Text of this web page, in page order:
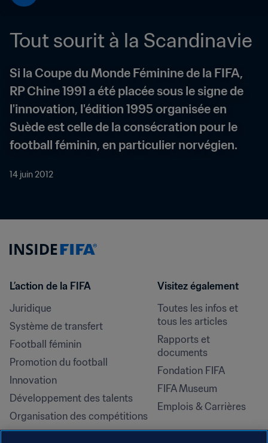
Tout sourit à la Scandinavie
Si la Coupe du Monde Féminine de la FIFA,
RP Chine 1991 a été placée sous le signe de
l'innovation, l'édition 1995 organisée en
Suède est celle de la consécration pour le
football féminin, en particulier norvégien.
14 juin 2012
L’action de la FIFA
Juridique
Système de transfert
Football féminin
Promotion du football
Innovation
Développement des talents
Organisation des compétitions
Développement durable
Visitez également
Toutes les infos et
tous les articles
Rapports et
documents
Fondation FIFA
FIFA Museum
Emplois & Carrières